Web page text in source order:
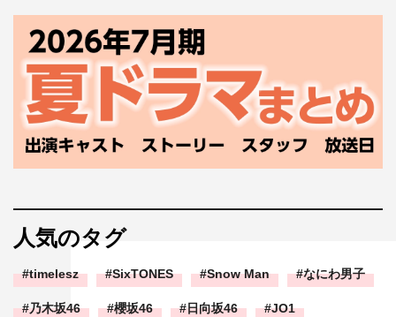
人気のタグ
timelesz SixTONES Snow Man なにわ男子
乃木坂46 櫻坂46 日向坂46 JO1